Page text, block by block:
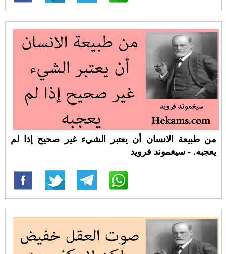
من طبيعة الانسان أن يعتبر الشيء غير صحيح إذا لم
يعجبه. - سيغموند فرويد